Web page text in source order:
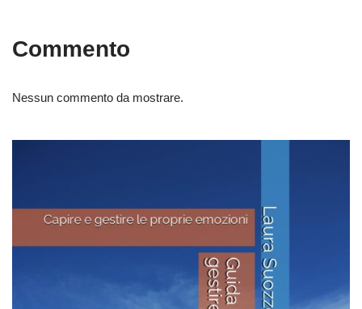
Commento
Nessun commento da mostrare.